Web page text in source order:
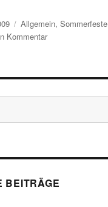
Kategorien
Allgemein,Sommerfeste
Kommentarzu
BEITRÄGE